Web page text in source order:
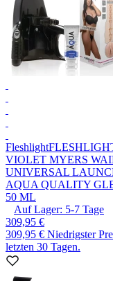
Fleshlight
VIOLET MYERS
UNIVERSAL
AQUA QUALITY
50 ML
Auf Lager: 5-7 Tage
309,95 €
309,95 € Niedrigster
letzten 30 Tagen.